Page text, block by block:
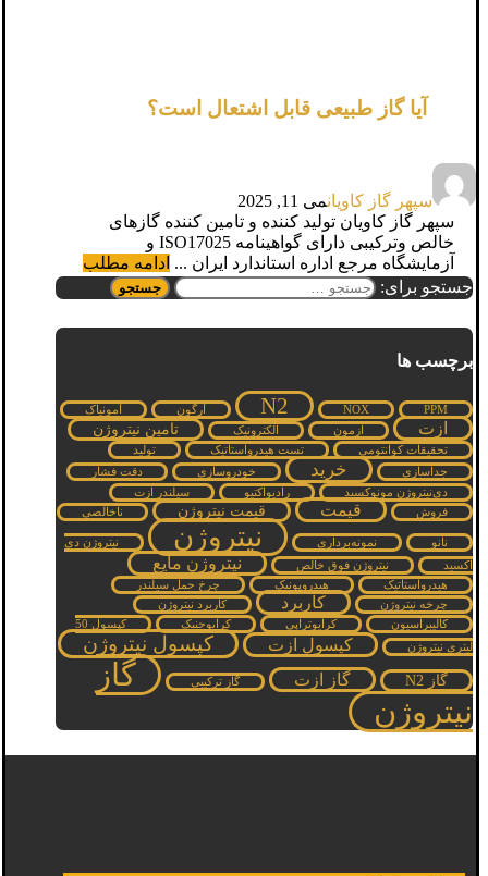
آیا گاز طبیعی قابل اشتعال است؟
سپهر گاز کاویانمی 11, 2025
سپهر گاز کاویان تولید کننده و تامین کننده گازهای
خالص وترکیبی دارای گواهینامه ISO17025 و
آزمایشگاه مرجع اداره استاندارد ایران ... ادامه مطلب
جستجو برای:
برچسب ها
N2 NOX PPM آرگون آمونیاک
ازت ازمون الکترونیک تامین نیتروژن
تحقیقات کوانتومی تست هیدرواستاتیک
تولید
جداسازی
خرید خودروسازی
دقت فشار
دی‌نیتروژن مونوکسید
رادیواکتیو
سیلندر ازت
فروش
قیمت قیمت نیتروژن ناخالصی
نانو نمونه‌برداری نیتروژن
نیتروژن دی
اکسید
نیتروژن فوق خالص نیتروژن مایع
هیدرواستاتیک هیدروپونیک
چرخ حمل سیلندر
چرخه نیتروژن
کاربرد
کاربرد نیتروژن
کالیبراسیون
کرایوتراپی کرایوجنیک
کپسول 50
لیتری نیتروژن
کپسول ازت کپسول نیتروژن
گاز N2 گاز ازت گاز ترکیبی
گاز
نیتروژن